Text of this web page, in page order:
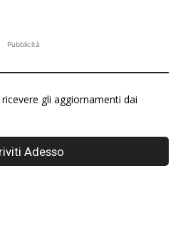
Pubblicità
gli aggiornamenti dai